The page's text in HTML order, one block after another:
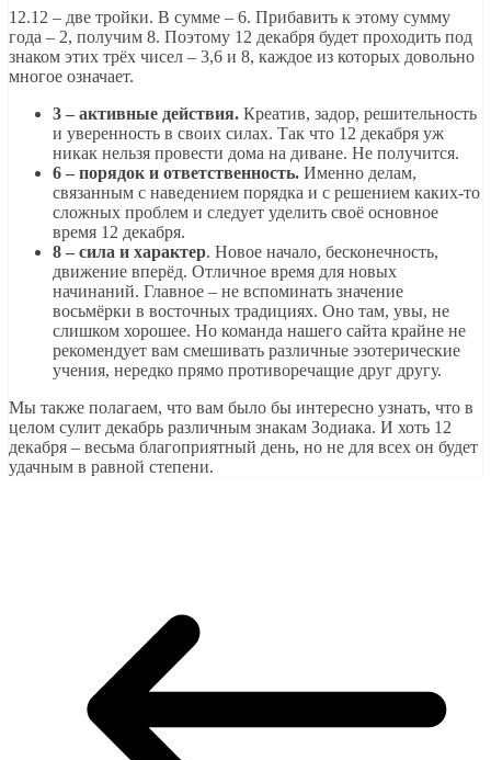
12.12 – две тройки. В сумме – 6. Прибавить к этому сумму
года – 2, получим 8. Поэтому 12 декабря будет проходить под
знаком этих трёх чисел – 3,6 и 8, каждое из которых довольно
многое означает.
3 – активные действия. Креатив, задор, решительность
и уверенность в своих силах. Так что 12 декабря уж
никак нельзя провести дома на диване. Не получится.
6 – порядок и ответственность. Именно делам,
связанным с наведением порядка и с решением каких-то
сложных проблем и следует уделить своё основное
время 12 декабря.
8 – сила и характер. Новое начало, бесконечность,
движение вперёд. Отличное время для новых
начинаний. Главное – не вспоминать значение
восьмёрки в восточных традициях. Оно там, увы, не
слишком хорошее. Но команда нашего сайта крайне не
рекомендует вам смешивать различные эзотерические
учения, нередко прямо противоречащие друг другу.
Мы также полагаем, что вам было бы интересно узнать, что в
целом сулит декабрь различным знакам Зодиака. И хоть 12
декабря – весьма благоприятный день, но не для всех он будет
удачным в равной степени.